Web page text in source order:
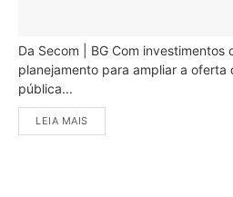
Da Secom | BG Com investimentos
planejamento para ampliar a oferta
pública...
LEIA MAIS